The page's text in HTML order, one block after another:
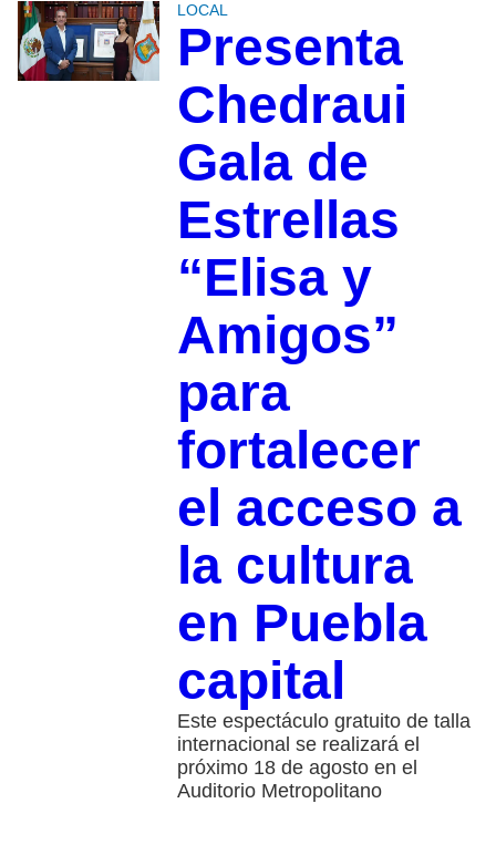
LOCAL
Presenta
Chedraui
Gala de
Estrellas
“Elisa y
Amigos”
para
fortalecer
el acceso a
la cultura
en Puebla
capital
Este espectáculo gratuito de talla
internacional se realizará el
próximo 18 de agosto en el
Auditorio Metropolitano